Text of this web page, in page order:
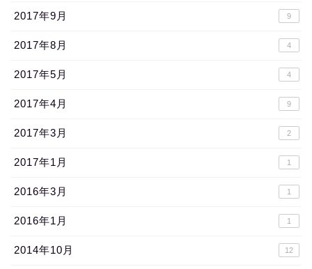
2017年9月 9
2017年8月 4
2017年5月 4
2017年4月 9
2017年3月 2
2017年1月 1
2016年3月 1
2016年1月 1
2014年10月 12